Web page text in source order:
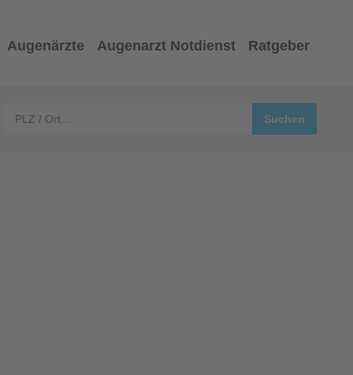
Augenärzte Augenarzt Notdienst Ratgeber